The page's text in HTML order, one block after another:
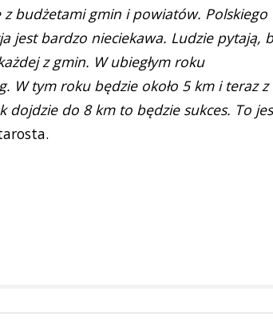
z budżetami gmin i powiatów. Polskiego
jest bardzo nieciekawa. Ludzie pytają,
z gmin. W ubiegłym roku
tym roku będzie około 5 km i teraz z
do 8 km to będzie sukces. To